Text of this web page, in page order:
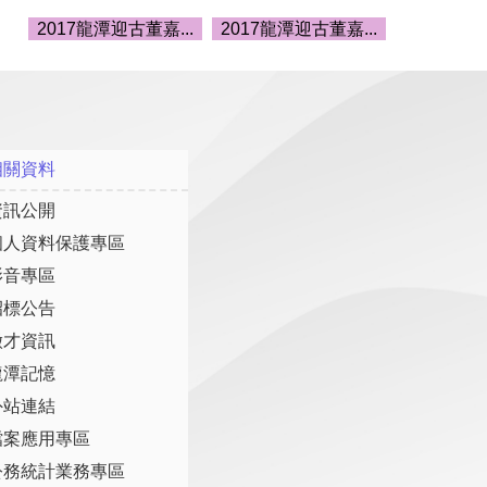
2017龍潭迎古董嘉... 2017龍潭迎古董嘉...
關資料
訊公開
人資料保護專區
專區
標公告
才資訊
潭記憶
站連結
案應用專區
務統計業務專區